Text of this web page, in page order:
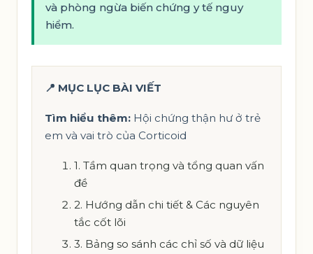
và phòng ngừa biến chứng y tế nguy
hiểm.
📍 MỤC LỤC BÀI VIẾT
Tìm hiểu thêm: Hội chứng thận hư ở trẻ
em và vai trò của Corticoid
1. Tầm quan trọng và tổng quan vấn
đề
2. Hướng dẫn chi tiết & Các nguyên
tắc cốt lõi
3. Bảng so sánh các chỉ số và dữ liệu